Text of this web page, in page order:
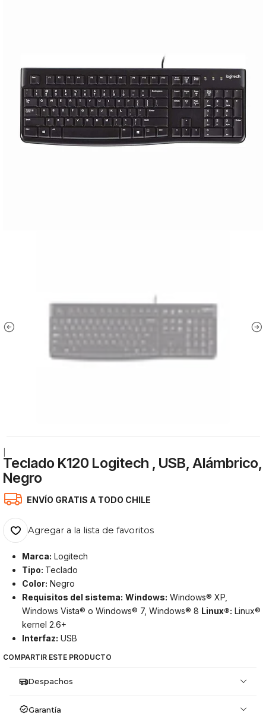
Teclado K120 Logitech , USB, Alámbrico,
Negro
ENVÍO GRATIS A TODO CHILE
Agregar a la lista de favoritos
Marca: Logitech
Tipo: Teclado
Color: Negro
Requisitos del sistema: Windows: Windows® XP,
Windows Vista® o Windows® 7, Windows® 8 Linux®: Linux®
kernel 2.6+
Interfaz: USB
COMPARTIR ESTE PRODUCTO
Despachos
Garantía